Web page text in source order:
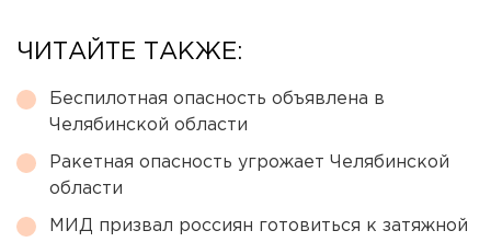
ЧИТАЙТЕ ТАКЖЕ:
Беспилотная опасность объявлена в
Челябинской области
Ракетная опасность угрожает Челябинской
области
МИД призвал россиян готовиться к затяжной